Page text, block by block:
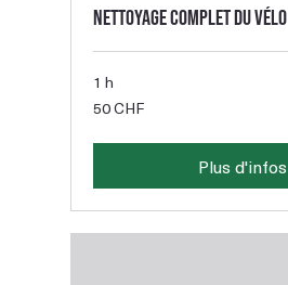
Nettoyage complet du vélo
1 h
50
francs
50 CHF
Plus d'infos